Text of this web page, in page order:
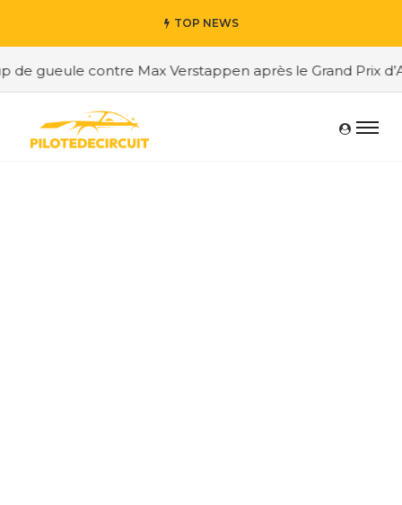
TOP NEWS
gueule contre Max Verstappen après le Grand Prix